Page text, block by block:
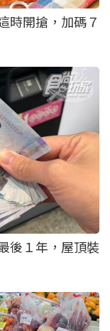
時開搶，加碼７
後１年，屋頂裝